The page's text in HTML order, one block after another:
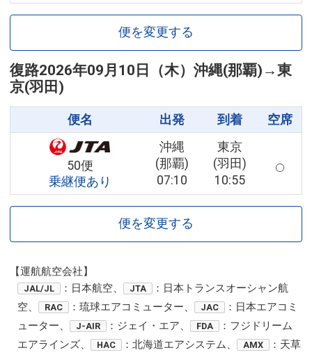
便を変更する
復路2026年09月10日（木） 沖縄(那覇) →東
京(羽田)
便名 出発 到着 空席
50便
乗継便あり
沖縄
(那覇)
07:10
東京
(羽田)
10:55
便を変更する
【運航航空会社】
JAL/JL ：日本航空、 JTA
：日本トランスオーシャン航
空、
RAC ：琉球エアコミューター、 JAC
：日本エアコミ
ューター、
J-AIR ：ジェイ・エア、 FDA
：フジドリーム
エアラインズ、
HAC ：北海道エアシステム、 AMX
：天草